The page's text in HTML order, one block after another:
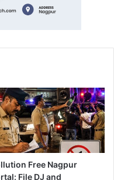
Free Nagpur
File DJ and